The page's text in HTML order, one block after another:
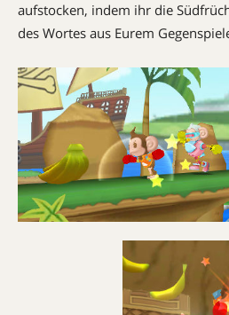
aufstocken, indem ihr die
des Wortes aus Eurem